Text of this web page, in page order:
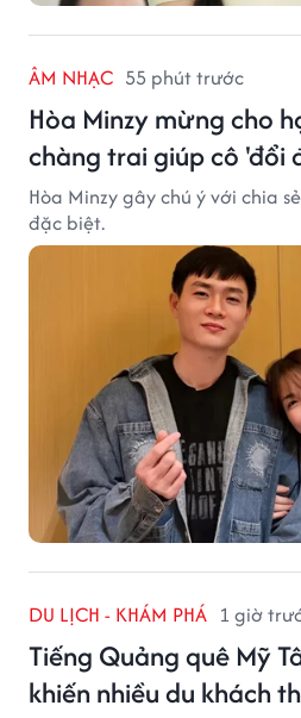
ÂM NHẠC 55 phút trước
Hòa Minzy mừng cho
chàng trai giúp cô 'đổi
Hòa Minzy gây chú ý với chia
đặc biệt.
DU LỊCH - KHÁM PHÁ 1 giờ
Tiếng Quảng quê Mỹ
khiến nhiều du khách